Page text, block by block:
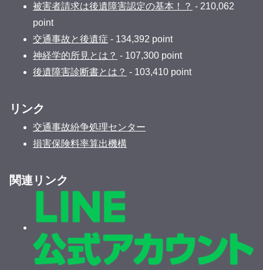
被害者請求は後遺障害認定の基本！？ - 210,062
point
交通事故と後遺症 - 134,392 point
神経学的所見とは？ - 107,300 point
後遺障害診断書とは？ - 103,410 point
リンク
交通事故紛争処理センター
損害保険料率算出機構
関連リンク